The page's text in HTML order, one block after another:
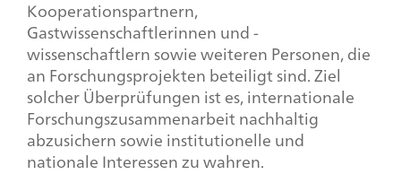
Kooperationspartnern,
Gastwissenschaftlerinnen und -
wissenschaftlern sowie weiteren Personen, die
an Forschungsprojekten beteiligt sind. Ziel
solcher Überprüfungen ist es, internationale
Forschungszusammenarbeit nachhaltig
abzusichern sowie institutionelle und
nationale Interessen zu wahren.